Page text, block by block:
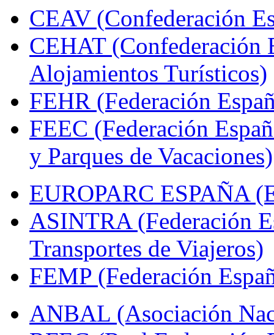
CEAV (Confederación
CEHAT (Confederación
Alojamientos Turísticos)
FEHR (Federación
FEEC (Federación
y Parques de Vacaciones)
EUROPARC ESPAÑA
ASINTRA (Federación
Transportes de Viajeros)
FEMP (Federación
ANBAL (Asociación